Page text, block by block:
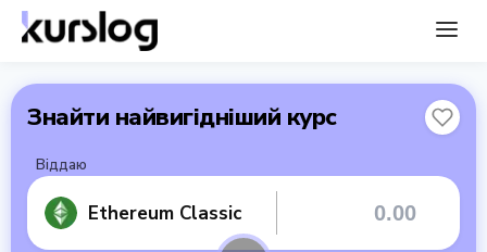
Знайти найвигідніший курс
Віддаю
Ethereum Classic